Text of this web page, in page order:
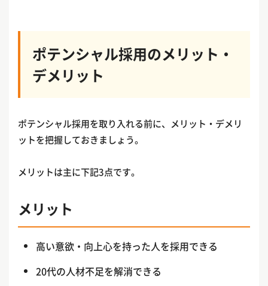
ポテンシャル採用のメリット・
デメリット
ポテンシャル採用を取り入れる前に、メリット・デメリ
ットを把握しておきましょう。
メリットは主に下記3点です。
メリット
高い意欲・向上心を持った人を採用できる
20代の人材不足を解消できる